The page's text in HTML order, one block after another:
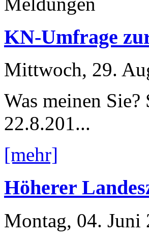
KN-Umfrage
Mittwoch, 29.
Was meinen
22.8.201...
[mehr]
Höherer
Montag, 04. Juni